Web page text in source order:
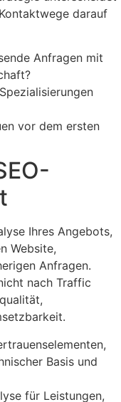
darauf
Anfragen mit
vor dem ersten
Ihres Angebots,
Website,
Anfragen.
nach Traffic
Basis und
für Leistungen,